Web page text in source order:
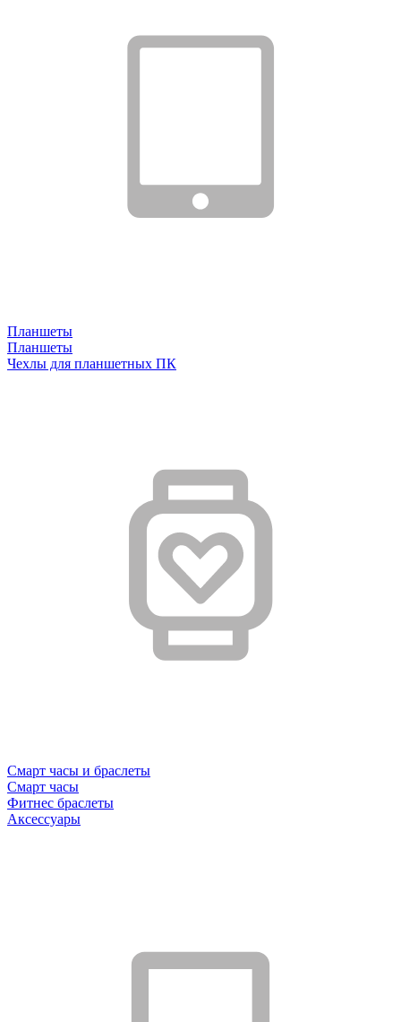
Планшеты
Планшеты
Чехлы для планшетных ПК
Смарт часы и браслеты
Смарт часы
Фитнес браслеты
Аксессуары